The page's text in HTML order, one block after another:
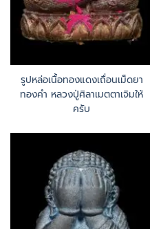
รูปหล่อเนื้อทองแดงเถื่อนเม็ดยา
ทองคำ หลวงปู่ศิลาเมตตาเจิมให้
ครับ